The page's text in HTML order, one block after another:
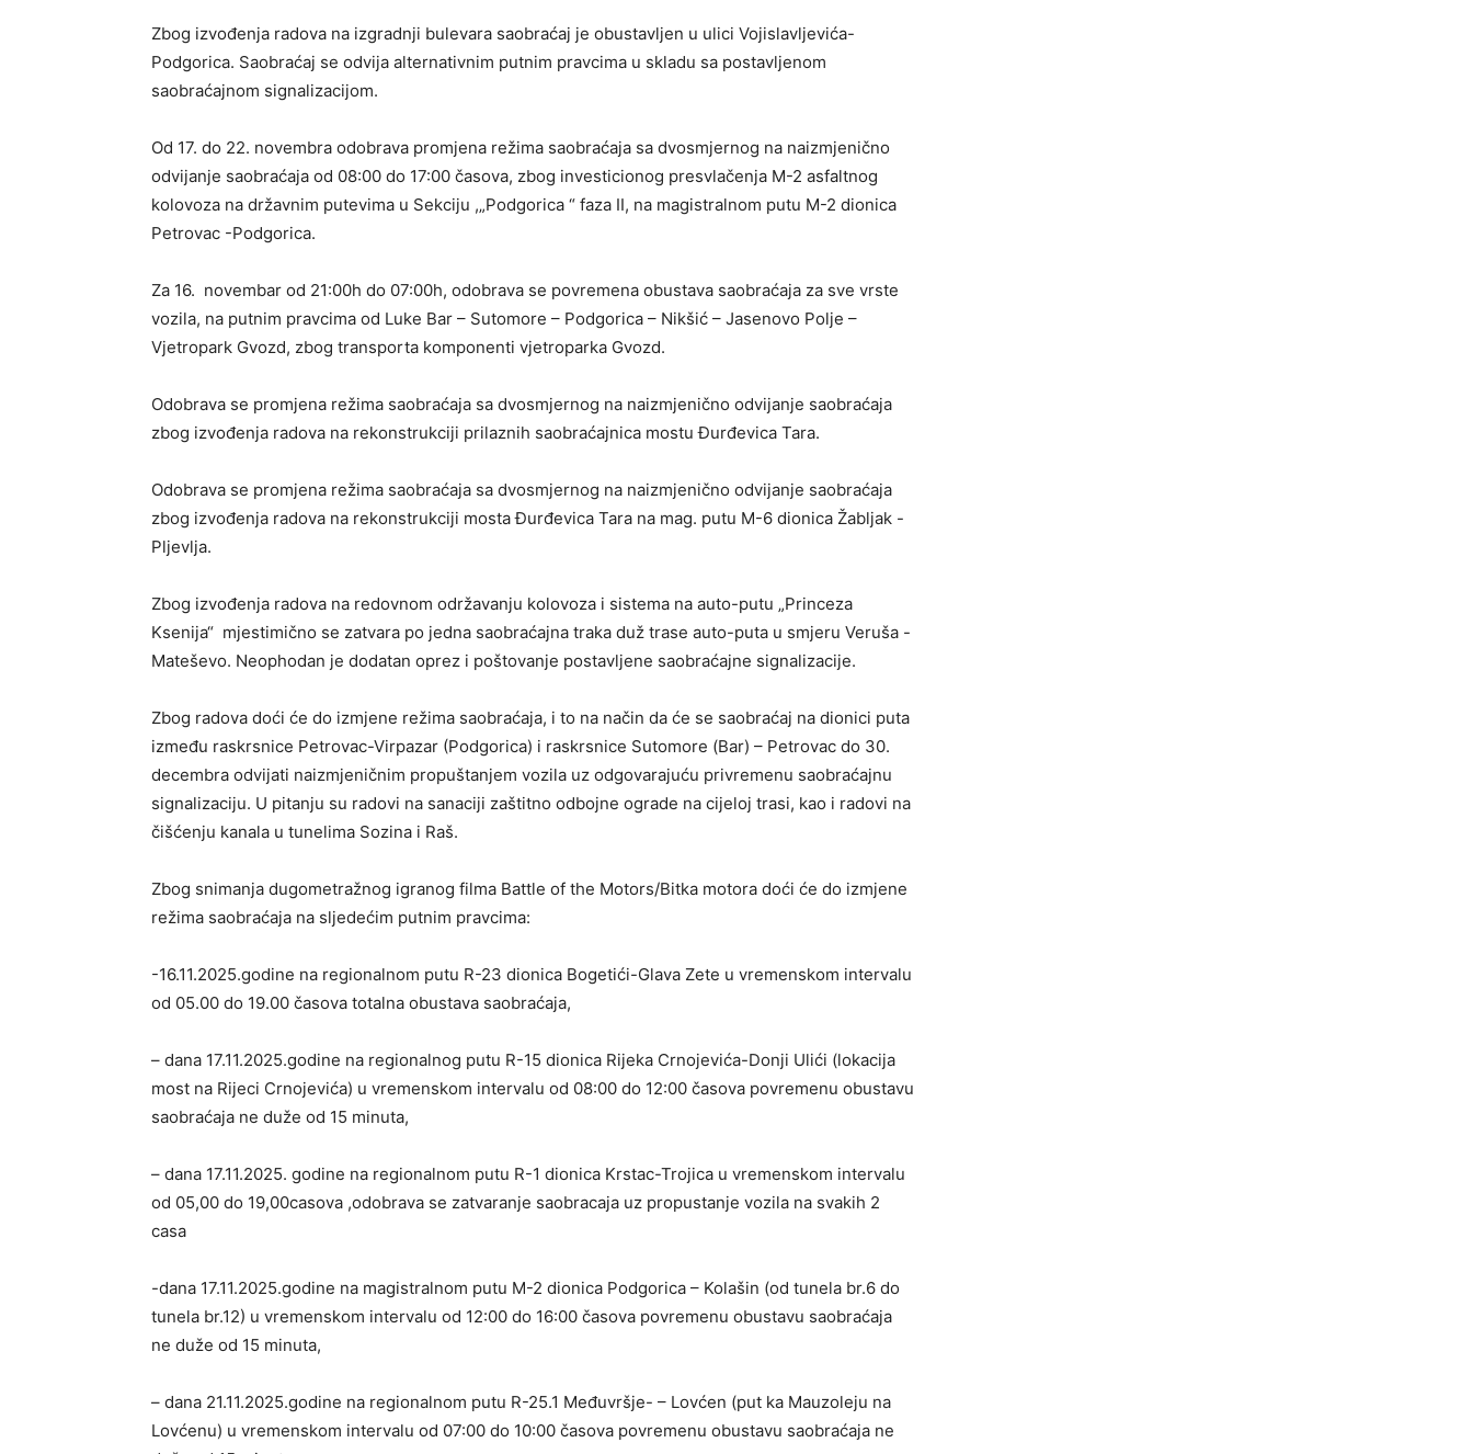
Zbog izvođenja radova na izgradnji bulevara saobraćaj je obustavljen u ulici Vojislavljevića-
Podgorica. Saobraćaj se odvija alternativnim putnim pravcima u skladu sa postavljenom
saobraćajnom signalizacijom.
Od 17. do 22. novembra odobrava promjena režima saobraćaja sa dvosmjernog na naizmjenično
odvijanje saobraćaja od 08:00 do 17:00 časova, zbog investicionog presvlačenja M-2 asfaltnog
kolovoza na državnim putevima u Sekciju ,„Podgorica “ faza II, na magistralnom putu M-2 dionica
Petrovac -Podgorica.
Za 16. novembar od 21:00h do 07:00h, odobrava se povremena obustava saobraćaja za sve vrste
vozila, na putnim pravcima od Luke Bar – Sutomore – Podgorica – Nikšić – Jasenovo Polje –
Vjetropark Gvozd, zbog transporta komponenti vjetroparka Gvozd.
Odobrava se promjena režima saobraćaja sa dvosmjernog na naizmjenično odvijanje saobraćaja
zbog izvođenja radova na rekonstrukciji prilaznih saobraćajnica mostu Đurđevica Tara.
Odobrava se promjena režima saobraćaja sa dvosmjernog na naizmjenično odvijanje saobraćaja
zbog izvođenja radova na rekonstrukciji mosta Đurđevica Tara na mag. putu M-6 dionica Žabljak -
Pljevlja.
Zbog izvođenja radova na redovnom održavanju kolovoza i sistema na auto-putu „Princeza
Ksenija“ mjestimično se zatvara po jedna saobraćajna traka duž trase auto-puta u smjeru Veruša -
Mateševo. Neophodan je dodatan oprez i poštovanje postavljene saobraćajne signalizacije.
Zbog radova doći će do izmjene režima saobraćaja, i to na način da će se saobraćaj na dionici puta
između raskrsnice Petrovac-Virpazar (Podgorica) i raskrsnice Sutomore (Bar) – Petrovac do 30.
decembra odvijati naizmjeničnim propuštanjem vozila uz odgovarajuću privremenu saobraćajnu
signalizaciju. U pitanju su radovi na sanaciji zaštitno odbojne ograde na cijeloj trasi, kao i radovi na
čišćenju kanala u tunelima Sozina i Raš.
Zbog snimanja dugometražnog igranog filma Battle of the Motors/Bitka motora doći će do izmjene
režima saobraćaja na sljedećim putnim pravcima:
-16.11.2025.godine na regionalnom putu R-23 dionica Bogetići-Glava Zete u vremenskom intervalu
od 05.00 do 19.00 časova totalna obustava saobraćaja,
– dana 17.11.2025.godine na regionalnog putu R-15 dionica Rijeka Crnojevića-Donji Ulići (lokacija
most na Rijeci Crnojevića) u vremenskom intervalu od 08:00 do 12:00 časova povremenu obustavu
saobraćaja ne duže od 15 minuta,
– dana 17.11.2025. godine na regionalnom putu R-1 dionica Krstac-Trojica u vremenskom intervalu
od 05,00 do 19,00casova ,odobrava se zatvaranje saobracaja uz propustanje vozila na svakih 2
casa
-dana 17.11.2025.godine na magistralnom putu M-2 dionica Podgorica – Kolašin (od tunela br.6 do
tunela br.12) u vremenskom intervalu od 12:00 do 16:00 časova povremenu obustavu saobraćaja
ne duže od 15 minuta,
– dana 21.11.2025.godine na regionalnom putu R-25.1 Međuvršje- – Lovćen (put ka Mauzoleju na
Lovćenu) u vremenskom intervalu od 07:00 do 10:00 časova povremenu obustavu saobraćaja ne